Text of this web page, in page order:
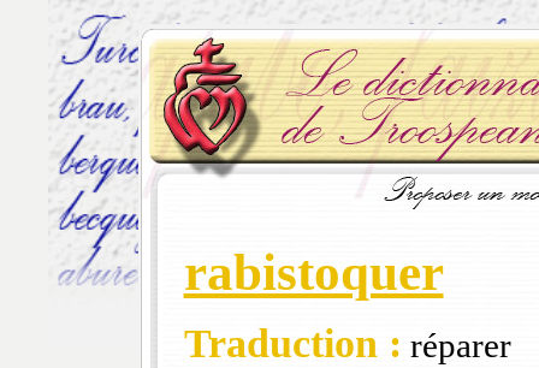
rabistoquer
Traduction : réparer